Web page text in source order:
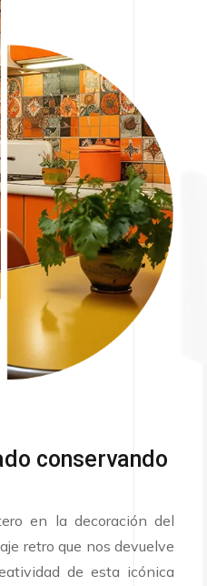
conservando
en la decoración del
retro que nos devuelve
de esta icónica